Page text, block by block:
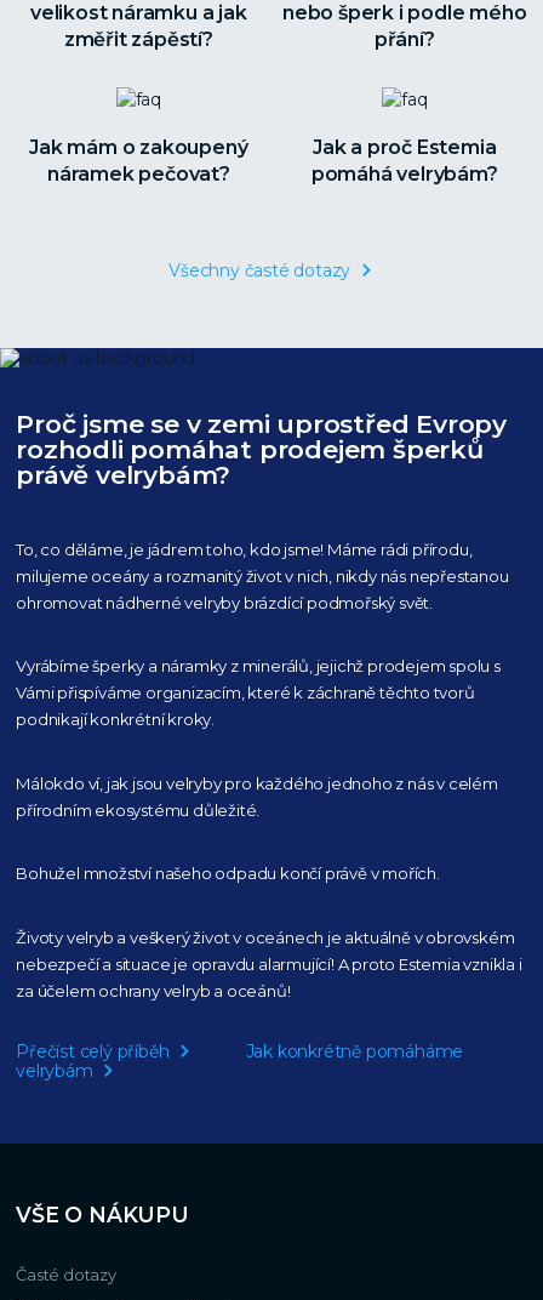
velikost náramku a jak
změřit zápěstí?
nebo šperk i podle mého
přání?
Jak mám o zakoupený
náramek pečovat?
Jak a proč Estemia
pomáhá velrybám?
Všechny časté dotazy
Proč jsme se v zemi uprostřed Evropy
rozhodli pomáhat prodejem šperků
právě velrybám?
To, co děláme, je jádrem toho, kdo jsme! Máme rádi přírodu,
milujeme oceány a rozmanitý život v nich, nikdy nás nepřestanou
ohromovat nádherné velryby brázdící podmořský svět.
Vyrábíme šperky a náramky z minerálů, jejichž prodejem spolu s
Vámi přispíváme organizacím,které k záchraně těchto tvorů
podnikají konkrétní kroky.
Málokdo ví, jak jsou velryby pro každého jednoho z nás v celém
přírodním ekosystému důležité.
Bohužel množství našeho odpadu končí právě v mořích.
Životy velryb a veškerý život v oceánech je aktuálněv obrovském
nebezpečí a situace je opravdu alarmující! A proto Estemia vznikla i
za účelem ochrany velryb a oceánů!
Přečíst celý příběh
Jak konkrétně pomáháme
velrybám
VŠE O NÁKUPU
Časté dotazy